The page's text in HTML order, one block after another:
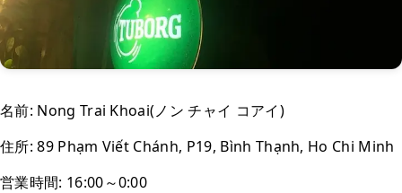
名前: Nong Trai Khoai(ノン チャイ コアイ)
住所: 89 Phạm Viết Chánh, P19, Bình Thạnh, Ho Chi Minh
営業時間: 16:00～0:00